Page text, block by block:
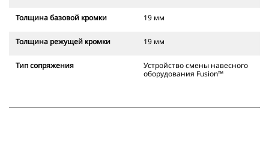
Толщина базовой кромки 19 мм
Толщина режущей кромки 19 мм
Тип сопряжения
Устройство смены навесного
оборудования Fusion™